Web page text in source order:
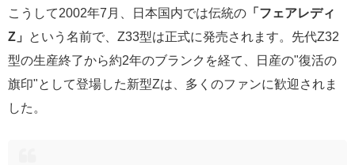
こうして2002年7月、日本国内では伝統の 「フェアレディ
Z」
という名前で、Z33型は正式に発売されます。先代Z32
型の生産終了から約2年のブランクを経て、日産の"復活の
旗印"として登場した新型Zは、多くのファンに歓迎されま
した。